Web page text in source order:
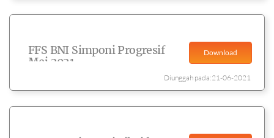
FFS BNI Simponi Progresif
Mei 2021
Download
Diunggah pada:21-06-2021